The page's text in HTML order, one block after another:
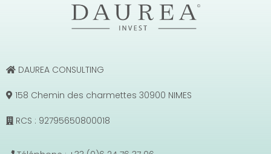
DAUREA CONSULTING
158 Chemin des charmettes 30900 NIMES
RCS : 92795650800018